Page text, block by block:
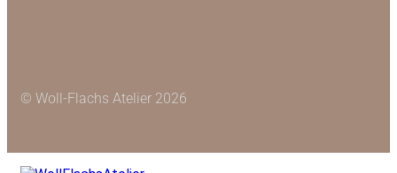
© Woll-Flachs Atelier 2026